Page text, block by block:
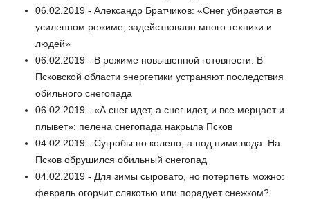
06.02.2019 - Александр Братчиков: «Снег убирается в
усиленном режиме, задействовано много техники и
людей»
06.02.2019 - В режиме повышенной готовности. В
Псковской области энергетики устраняют последствия
обильного снегопада
06.02.2019 - «А снег идет, а cнег идет, и все мерцает и
плывет»: пелена снегопада накрыла Псков
04.02.2019 - Сугробы по колено, а под ними вода. На
Псков обрушился обильный снегопад
04.02.2019 - Для зимы сыровато, но потерпеть можно:
февраль огорчит слякотью или порадует снежком?